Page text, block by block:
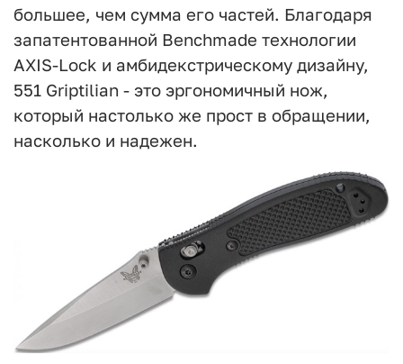
большее, чем сумма его частей. Благодаря
запатентованной Benchmade технологии
AXIS-Lock и амбидекстрическому дизайну,
551 Griptilian - это эргономичный нож,
который настолько же прост в обращении,
насколько и надежен.